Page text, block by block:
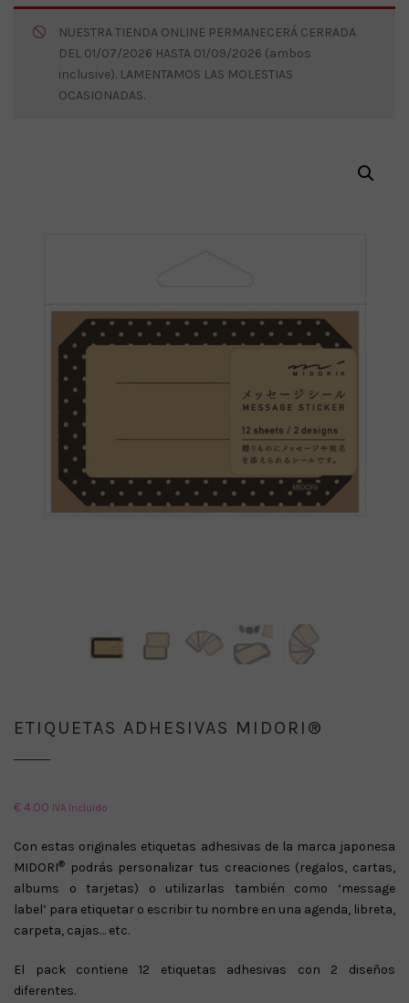
NUESTRA TIENDA ONLINE PERMANECERÁ CERRADA
DEL 01/07/2026 HASTA 01/09/2026 (ambos
inclusive). LAMENTAMOS LAS MOLESTIAS
OCASIONADAS.
ETIQUETAS ADHESIVAS MIDORI®
€4.00 IVA Incluido
Con estas originales etiquetas adhesivas de la marca japonesa
MIDORI®
podrás personalizar tus creaciones (regalos, cartas,
albums o tarjetas) o utilizarlas también como ‘message
label’ para etiquetar o escribir tu nombre en una agenda, libreta,
carpeta, cajas… etc.
El pack contiene 12 etiquetas adhesivas con 2 diseños
diferentes.